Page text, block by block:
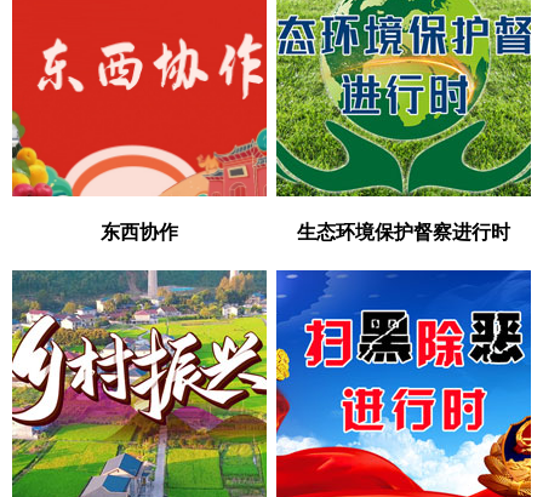
东西协作 生态环境保护督察进行时